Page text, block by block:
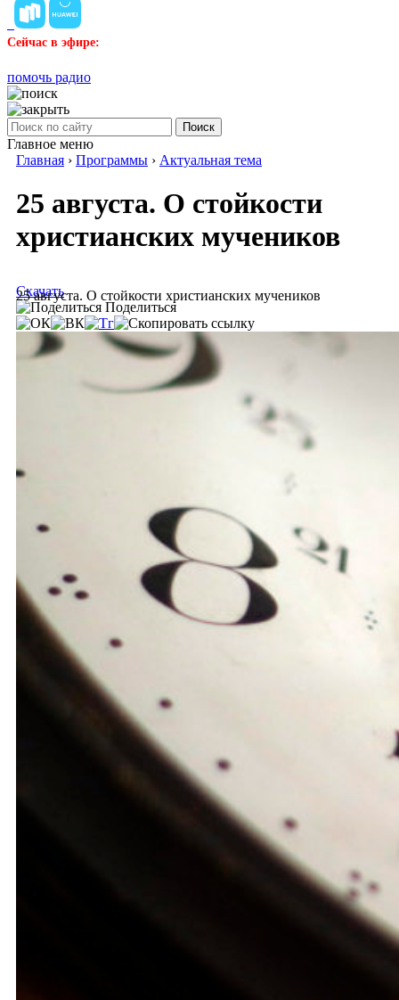
Сейчас в эфире:
помочь радио
Поиск
Главное меню
Главная › Программы › Актуальная тема
25 августа. О стойкости
христианских мучеников
25 августа. О стойкости христианских мучеников
Скачать
Поделиться